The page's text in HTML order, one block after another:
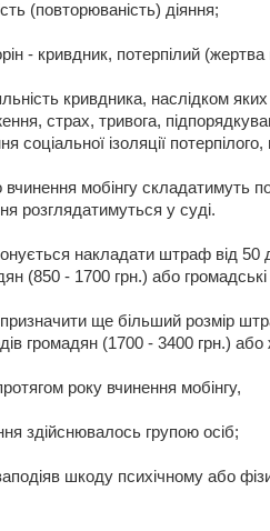
(повторюваність) діяння;
- кривдник, потерпілий (жертва
кривдника, наслідком
страх, тривога,
соціальної ізоляції
мобінгу складатимуть
розглядатимуться у суді.
накладати штраф від 50
(850 - 1700 грн.) або
ще більший розмір
громадян (1700 - 3400 грн.)
року вчинення мобінгу,
здійснювалось групою осіб;
шкоду психічному або